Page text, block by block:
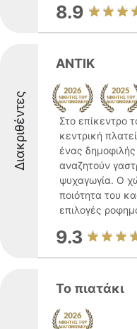
8.9
Διακριθέντες
ANTIK
Στο επίκεντρο
κεντρική
ένας
αναζητούν
ψυχαγωγία. Ο
ποιότητα του
επιλογές
9.3
Το πιατάκι